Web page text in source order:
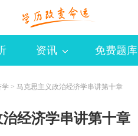
资讯 免费题库
学 > 马克思主义政治经济学串讲第十章
经济学串讲第十章